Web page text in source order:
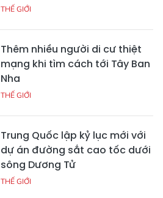
THẾ GIỚI
Thêm nhiều người di cư thiệt
mạng khi tìm cách tới Tây Ban
Nha
THẾ GIỚI
Trung Quốc lập kỷ lục mới với
dự án đường sắt cao tốc dưới
sông Dương Tử
THẾ GIỚI